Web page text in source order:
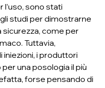
sono stati
studi per dimostrarne
sicurezza, come per
Tuttavia,
iniezioni, i produttori
una posologia il più
forse pensando di